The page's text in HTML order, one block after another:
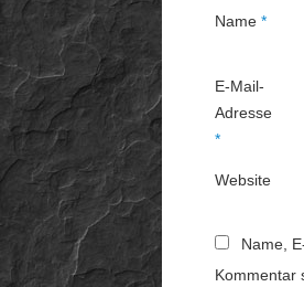
Name *
E-Mail-
Adresse
*
Website
Name,
Kommentar